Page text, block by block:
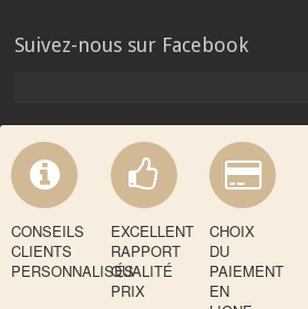
Suivez-nous sur Facebook
CONSEILS
CLIENTS
PERSONNALISÉS
EXCELLENT
RAPPORT
QUALITÉ
PRIX
CHOIX
DU
PAIEMENT
EN